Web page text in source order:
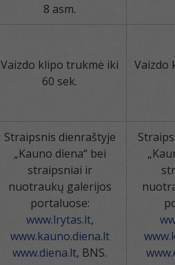
8 asm.
Vaizdo klipo trukmė iki
60 sek.
Vaizdo
Straipsnis dienraštyje
„Kauno diena“ bei
straipsniai ir
nuotraukų galerijos
portaluose:
www.lrytas.lt,
www.kauno.diena.lt
www.diena.lt, BNS.